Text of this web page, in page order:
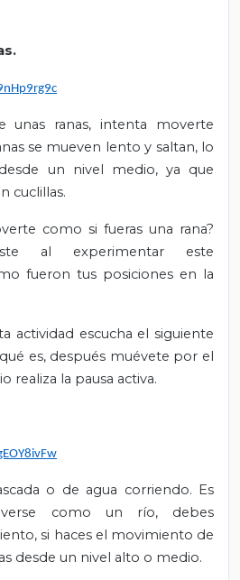
unas ranas, intenta moverte
se mueven lento y saltan, lo
un nivel medio, ya que
cuclillas.
como si fueras una rana?
al experimentar este
fueron tus posiciones en la
actividad escucha el siguiente
es, después muévete por el
realiza la pausa activa.
o de agua corriendo. Es
como un río, debes
si haces el movimiento de
desde un nivel alto o medio.